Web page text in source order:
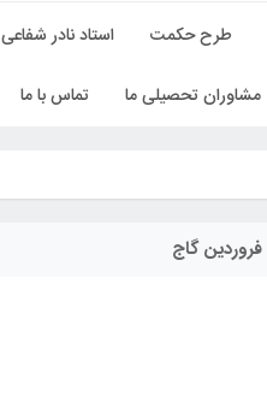
طرح حکمت استاد نادر شفاعی
مشاوران تحصیلی ما تماس با ما